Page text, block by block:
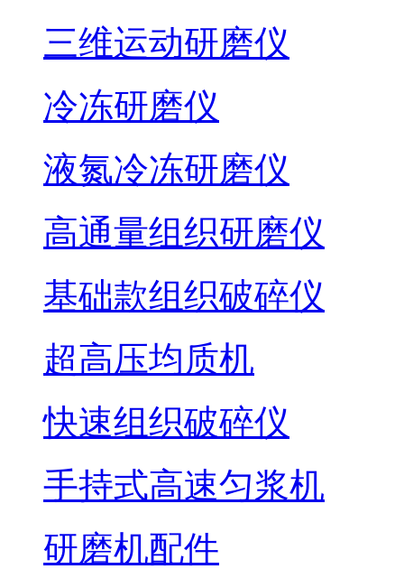
三维运动研磨仪
冷冻研磨仪
液氮冷冻研磨仪
高通量组织研磨仪
基础款组织破碎仪
超高压均质机
快速组织破碎仪
手持式高速匀浆机
研磨机配件